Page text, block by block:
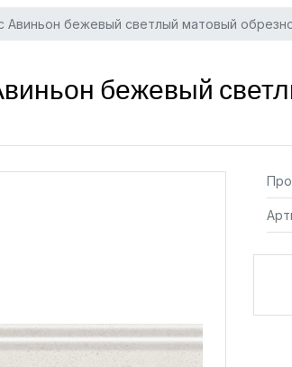
Авиньон бежевый светлый матовый
бежевый